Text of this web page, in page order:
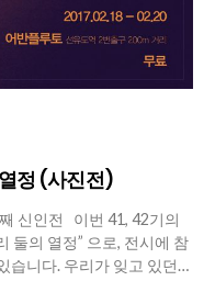
정 (사진전)
신인전 이번 41, 42기의
둘의 열정” 으로, 전시에 참
습니다. 우리가 잊고 있던…